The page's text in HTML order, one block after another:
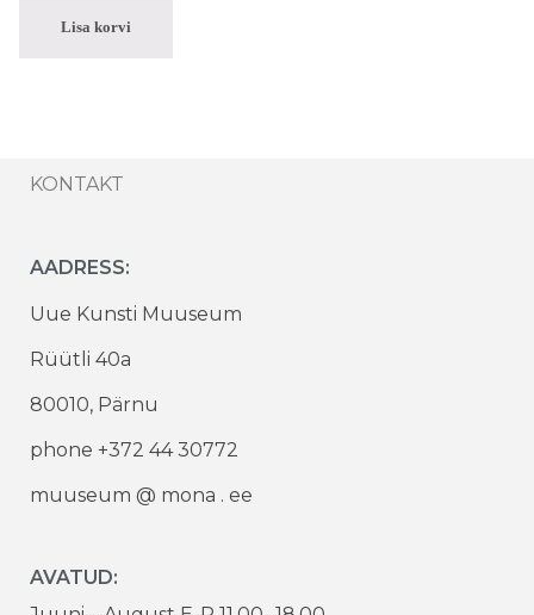
Lisa korvi
KONTAKT
AADRESS:
Uue Kunsti Muuseum
Rüütli 40a
80010, Pärnu
phone +372 44 30772
muuseum @ mona . ee
AVATUD: